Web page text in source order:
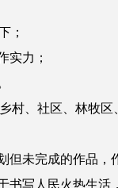
；
力；
、社区、林牧区
未完成的作品，
写人民火热生活